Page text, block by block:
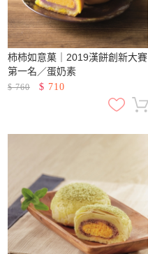
柿柿如意菓｜2019漢餅創新大賽
第一名／蛋奶素
$760 $ 710